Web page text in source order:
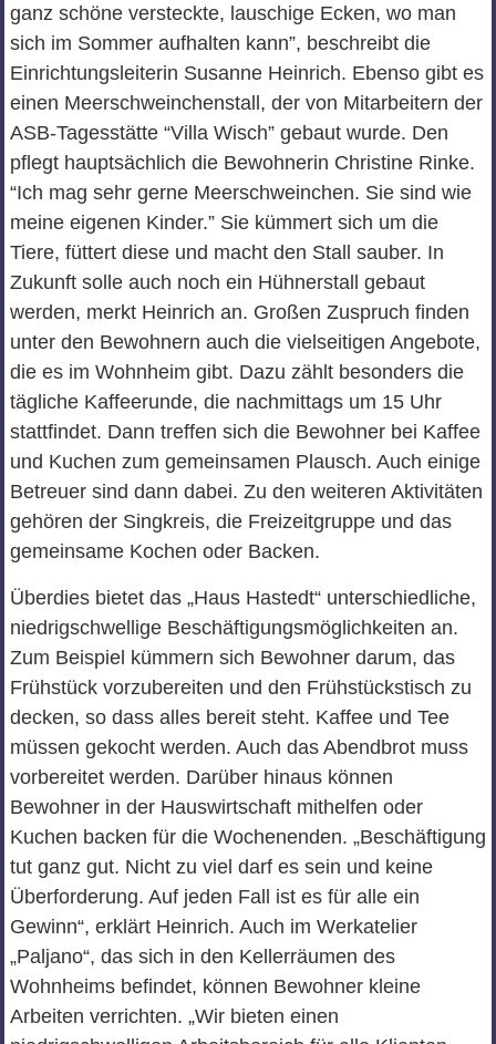
ganz schöne versteckte, lauschige Ecken, wo man
sich im Sommer aufhalten kann”, beschreibt die
Einrichtungsleiterin Susanne Heinrich. Ebenso gibt es
einen Meerschweinchenstall, der von Mitarbeitern der
ASB-Tagesstätte “Villa Wisch” gebaut wurde. Den
pflegt hauptsächlich die Bewohnerin Christine Rinke.
“Ich mag sehr gerne Meerschweinchen. Sie sind wie
meine eigenen Kinder.” Sie kümmert sich um die
Tiere, füttert diese und macht den Stall sauber. In
Zukunft solle auch noch ein Hühnerstall gebaut
werden, merkt Heinrich an. Großen Zuspruch finden
unter den Bewohnern auch die vielseitigen Angebote,
die es im Wohnheim gibt. Dazu zählt besonders die
tägliche Kaffeerunde, die nachmittags um 15 Uhr
stattfindet. Dann treffen sich die Bewohner bei Kaffee
und Kuchen zum gemeinsamen Plausch. Auch einige
Betreuer sind dann dabei. Zu den weiteren Aktivitäten
gehören der Singkreis, die Freizeitgruppe und das
gemeinsame Kochen oder Backen.
Überdies bietet das „Haus Hastedt“ unterschiedliche,
niedrigschwellige Beschäftigungsmöglichkeiten an.
Zum Beispiel kümmern sich Bewohner darum, das
Frühstück vorzubereiten und den Frühstückstisch zu
decken, so dass alles bereit steht. Kaffee und Tee
müssen gekocht werden. Auch das Abendbrot muss
vorbereitet werden. Darüber hinaus können
Bewohner in der Hauswirtschaft mithelfen oder
Kuchen backen für die Wochenenden. „Beschäftigung
tut ganz gut. Nicht zu viel darf es sein und keine
Überforderung. Auf jeden Fall ist es für alle ein
Gewinn“, erklärt Heinrich. Auch im Werkatelier
„Paljano“, das sich in den Kellerräumen des
Wohnheims befindet, können Bewohner kleine
Arbeiten verrichten. „Wir bieten einen